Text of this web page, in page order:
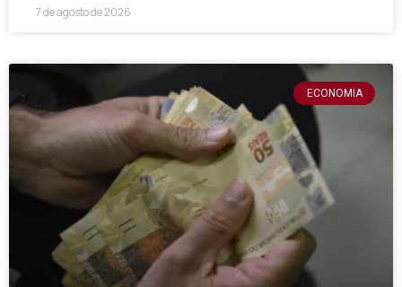
7 de agosto de 2026
ECONOMIA